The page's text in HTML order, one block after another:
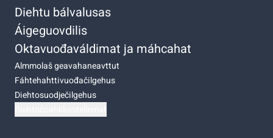
Diehtu bálvalusas
Áigeguovdilis
Oktavuođaváldimat ja máhcahat
Almmolaš geavahaneavttut
Fáhtehahttivuođačilgehus
Diehtosuodječilgehus